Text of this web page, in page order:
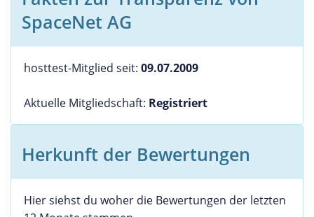
SpaceNet AG
hosttest-Mitglied seit: 09.07.2009
Aktuelle Mitgliedschaft: Registriert
Herkunft der Bewertungen
Hier siehst du woher die Bewertungen der letzten